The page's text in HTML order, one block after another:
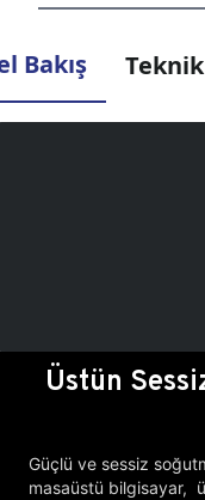
Bakış
Üstün
Güçlü ve sessiz
masaüstü bilgisayar,